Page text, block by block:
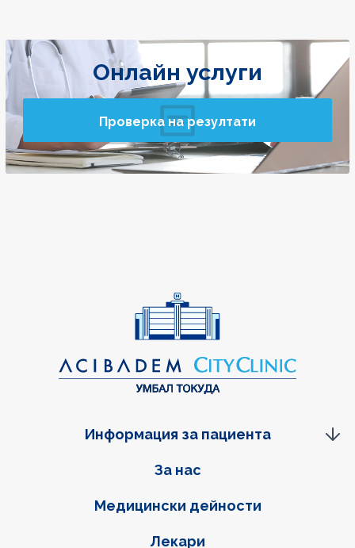
Онлайн услуги
Проверка на резултати
Фуутер навигация
За нас
Медицински дейности
Лекари
Информация за пациента